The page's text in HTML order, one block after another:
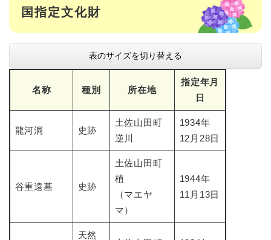
国指定文化財
表のサイズを切り替える
名称 種別 所在地
指定年月
日
龍河洞 史跡
土佐山田町
逆川
1934年
12月28日
谷重遠墓 史跡
土佐山田町
植
（マエヤ
マ）
1944年
11月13日
天然